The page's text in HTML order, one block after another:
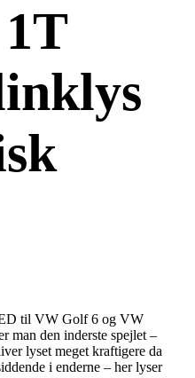
til VW Golf 6 og VW
man den inderste spejlet –
lyset meget kraftigere da
i enderne – her lyser